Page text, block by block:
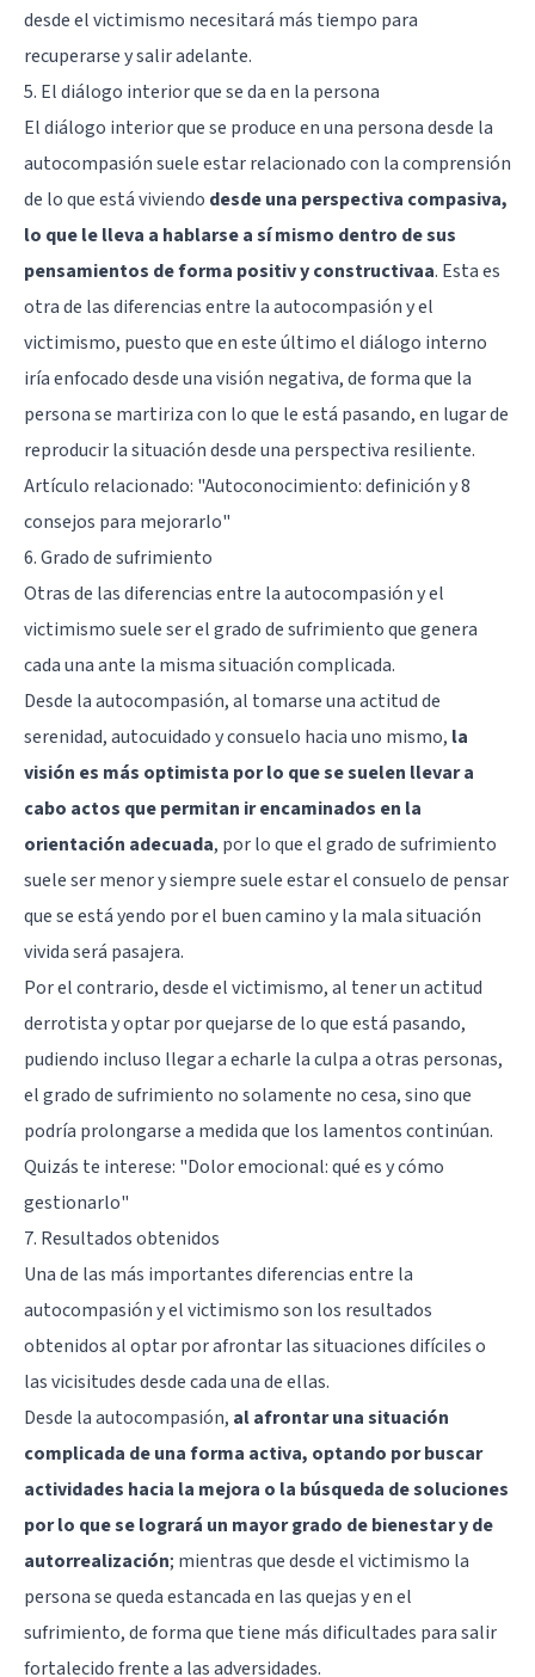
desde el victimismo necesitará más tiempo para
recuperarse y salir adelante.
5. El diálogo interior que se da en la persona
El diálogo interior que se produce en una persona desde la
autocompasión suele estar relacionado con la comprensión
de lo que está viviendo desde una perspectiva compasiva,
lo que le lleva a hablarse a sí mismo dentro de sus
pensamientos de forma positiv y constructivaa. Esta es
otra de las diferencias entre la autocompasión y el
victimismo, puesto que en este último el diálogo interno
iría enfocado desde una visión negativa, de forma que la
persona se martiriza con lo que le está pasando, en lugar de
reproducir la situación desde una perspectiva resiliente.
Artículo relacionado: "Autoconocimiento: definición y 8
consejos para mejorarlo"
6. Grado de sufrimiento
Otras de las diferencias entre la autocompasión y el
victimismo suele ser el grado de sufrimiento que genera
cada una ante la misma situación complicada.
Desde la autocompasión, al tomarse una actitud de
serenidad, autocuidado y consuelo hacia uno mismo, la
visión es más optimista por lo que se suelen llevar a
cabo actos que permitan ir encaminados en la
orientación adecuada, por lo que el grado de sufrimiento
suele ser menor y siempre suele estar el consuelo de pensar
que se está yendo por el buen camino y la mala situación
vivida será pasajera.
Por el contrario, desde el victimismo, al tener un actitud
derrotista y optar por quejarse de lo que está pasando,
pudiendo incluso llegar a echarle la culpa a otras personas,
el grado de sufrimiento no solamente no cesa, sino que
podría prolongarse a medida que los lamentos continúan.
Quizás te interese: "Dolor emocional: qué es y cómo
gestionarlo"
7. Resultados obtenidos
Una de las más importantes diferencias entre la
autocompasión y el victimismo son los resultados
obtenidos al optar por afrontar las situaciones difíciles o
las vicisitudes desde cada una de ellas.
Desde la autocompasión, al afrontar una situación
complicada de una forma activa, optando por buscar
actividades hacia la mejora o la búsqueda de soluciones
por lo que se logrará un mayor grado de bienestar y de
autorrealización; mientras que desde el victimismo la
persona se queda estancada en las quejas y en el
sufrimiento, de forma que tiene más dificultades para salir
fortalecido frente a las adversidades.